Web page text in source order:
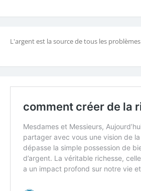
L'argent est la source de tous les problèmes